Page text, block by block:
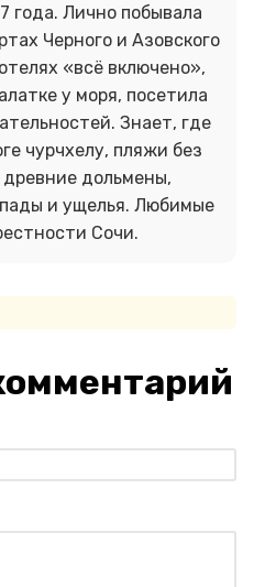
года. Лично побывала
Черного и Азовского
«всё включено»,
у моря, посетила
Знает, где
чурчхелу, пляжи без
дольмены,
и ущелья. Любимые
Сочи.